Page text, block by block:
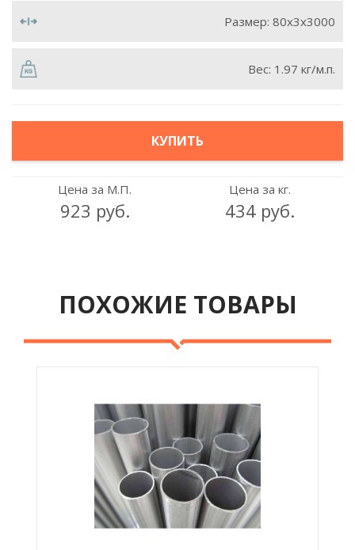
Размер: 80х3х3000
Вес: 1.97 кг/м.п.
КУПИТЬ
Цена за М.П.
923 руб.
Цена за кг.
434 руб.
ПОХОЖИЕ ТОВАРЫ